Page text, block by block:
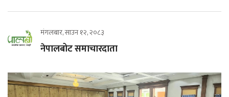
मंगलबार, साउन १२, २०८३
नेपालबोट समाचारदाता